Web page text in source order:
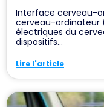
Interface cerveau-
cerveau-ordinateur
électriques du
dispositifs...
Lire l'article